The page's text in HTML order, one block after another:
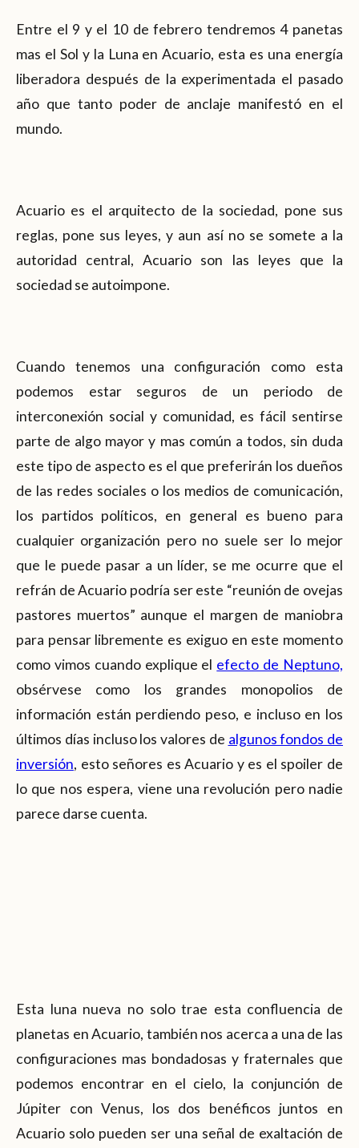
Entre el 9 y el 10 de febrero tendremos 4 panetas
mas el Sol y la Luna en Acuario, esta es una energía
liberadora después de la experimentada el pasado
año que tanto poder de anclaje manifestó en el
mundo.
Acuario es el arquitecto de la sociedad, pone sus
reglas, pone sus leyes, y aun así no se somete a la
autoridad central, Acuario son las leyes que la
sociedad se autoimpone.
Cuando tenemos una configuración como esta
podemos estar seguros de un periodo de
interconexión social y comunidad, es fácil sentirse
parte de algo mayor y mas común a todos, sin duda
este tipo de aspecto es el que preferirán los dueños
de las redes sociales o los medios de comunicación,
los partidos políticos, en general es bueno para
cualquier organización pero no suele ser lo mejor
que le puede pasar a un líder, se me ocurre que el
refrán de Acuario podría ser este “reunión de ovejas
pastores muertos” aunque el margen de maniobra
para pensar libremente es exiguo en este momento
como vimos cuando explique el efecto de Neptuno,
obsérvese como los grandes monopolios de
información están perdiendo peso, e incluso en los
últimos días incluso los valores de algunos fondos de
inversión, esto señores es Acuario y es el spoiler de
lo que nos espera, viene una revolución pero nadie
parece darse cuenta.
Esta luna nueva no solo trae esta confluencia de
planetas en Acuario, también nos acerca a una de las
configuraciones mas bondadosas y fraternales que
podemos encontrar en el cielo, la conjunción de
Júpiter con Venus, los dos benéficos juntos en
Acuario solo pueden ser una señal de exaltación de